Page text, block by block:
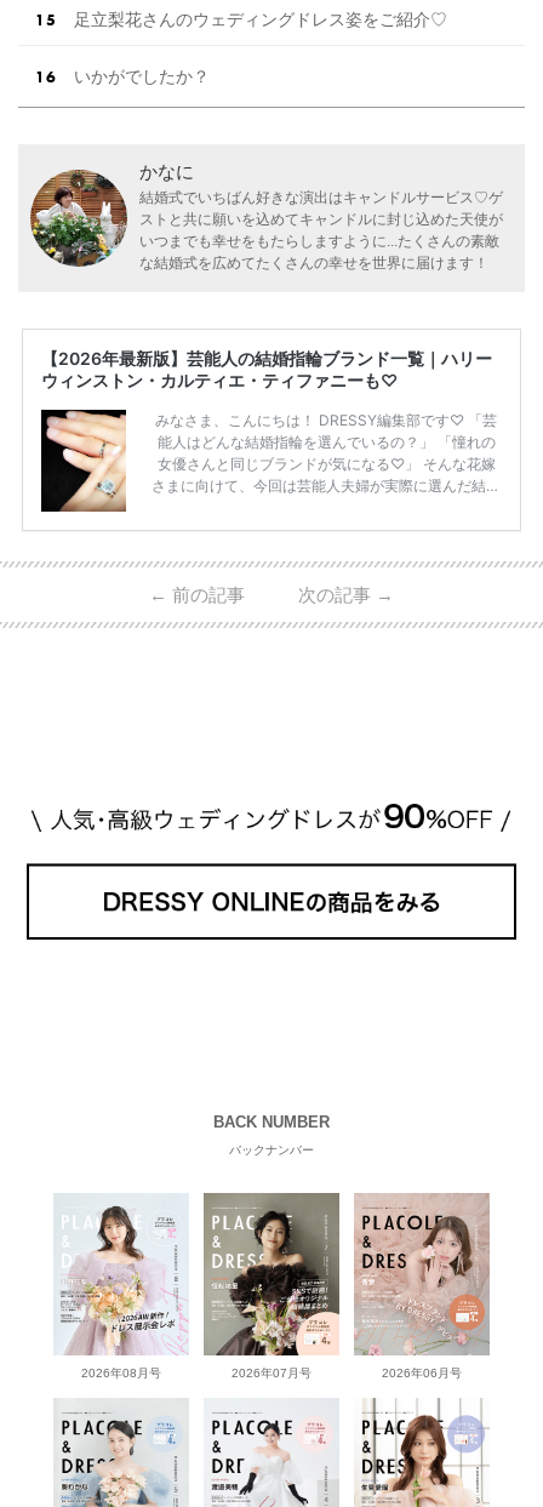
足立梨花さんのウェディングドレス姿をご紹介♡
いかがでしたか？
かなに
結婚式でいちばん好きな演出はキャンドルサービス♡ゲ
ストと共に願いを込めてキャンドルに封じ込めた天使が
いつまでも幸せをもたらしますように...たくさんの素敵
な結婚式を広めてたくさんの幸せを世界に届けます！
【2026年最新版】芸能人の結婚指輪ブランド一覧｜ハリー
ウィンストン・カルティエ・ティファニーも♡
みなさま、こんにちは！ DRESSY編集部です♡ 「芸
能人はどんな結婚指輪を選んでいるの？」 「憧れの
女優さんと同じブランドが気になる♡」 そんな花嫁
さまに向けて、今回は芸能人夫婦が実際に選んだ結婚
ーウィンストンやカルティエ、ティファニーなど世界
日本で人気のブランドまで幅広くご紹介。 さらに、
・愛用している芸能人夫婦 ・リングの特徴や魅力 ・
← 前の記事 次の記事 →
BACK NUMBER
バックナンバー
2026年08月号 2026年07月号 2026年06月号